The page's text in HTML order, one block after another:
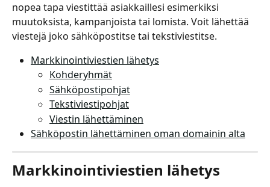
nopea tapa viestittää asiakkaillesi esimerkiksi
muutoksista, kampanjoista tai lomista. Voit lähettää
viestejä joko sähköpostitse tai tekstiviestitse.
Markkinointiviestien lähetys
Kohderyhmät
Sähköpostipohjat
Tekstiviestipohjat
Viestin lähettäminen
Sähköpostin lähettäminen oman domainin alta
Markkinointiviestien lähetys